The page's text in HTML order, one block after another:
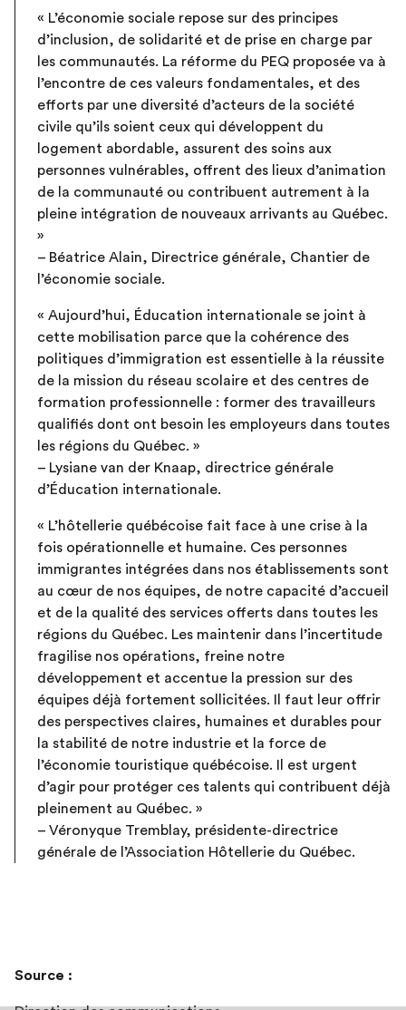
« L’économie sociale repose sur des principes
d’inclusion, de solidarité et de prise en charge par
les communautés. La réforme du PEQ proposée va à
l’encontre de ces valeurs fondamentales, et des
efforts par une diversité d’acteurs de la société
civile qu’ils soient ceux qui développent du
logement abordable, assurent des soins aux
personnes vulnérables, offrent des lieux d’animation
de la communauté ou contribuent autrement à la
pleine intégration de nouveaux arrivants au Québec.
»
– Béatrice Alain, Directrice générale, Chantier de
l’économie sociale.
« Aujourd’hui, Éducation internationale se joint à
cette mobilisation parce que la cohérence des
politiques d’immigration est essentielle à la réussite
de la mission du réseau scolaire et des centres de
formation professionnelle : former des travailleurs
qualifiés dont ont besoin les employeurs dans toutes
les régions du Québec. »
– Lysiane van der Knaap, directrice générale
d’Éducation internationale.
« L’hôtellerie québécoise fait face à une crise à la
fois opérationnelle et humaine. Ces personnes
immigrantes intégrées dans nos établissements sont
au cœur de nos équipes, de notre capacité d’accueil
et de la qualité des services offerts dans toutes les
régions du Québec. Les maintenir dans l’incertitude
fragilise nos opérations, freine notre
développement et accentue la pression sur des
équipes déjà fortement sollicitées. Il faut leur offrir
des perspectives claires, humaines et durables pour
la stabilité de notre industrie et la force de
l’économie touristique québécoise. Il est urgent
d’agir pour protéger ces talents qui contribuent déjà
pleinement au Québec. »
– Véronyque Tremblay, présidente-directrice
générale de l’Association Hôtellerie du Québec.
Source :